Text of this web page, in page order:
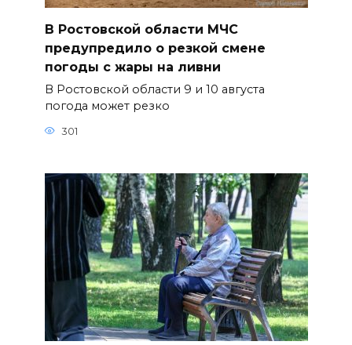
В Ростовской области МЧС
предупредило о резкой смене
погоды с жары на ливни
В Ростовской области 9 и 10 августа
погода может резко
301